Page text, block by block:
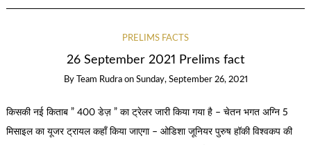
PRELIMS FACTS
26 September 2021 Prelims fact
By Team Rudra on Sunday, September 26, 2021
किसकी नई किताब ” 400 डेज़ ” का ट्रेलर जारी किया गया है – चेतन भगत अग्नि 5
मिसाइल का यूजर ट्रायल कहाँ किया जाएगा – ओडिशा जूनियर पुरुष हॉकी विश्वकप की